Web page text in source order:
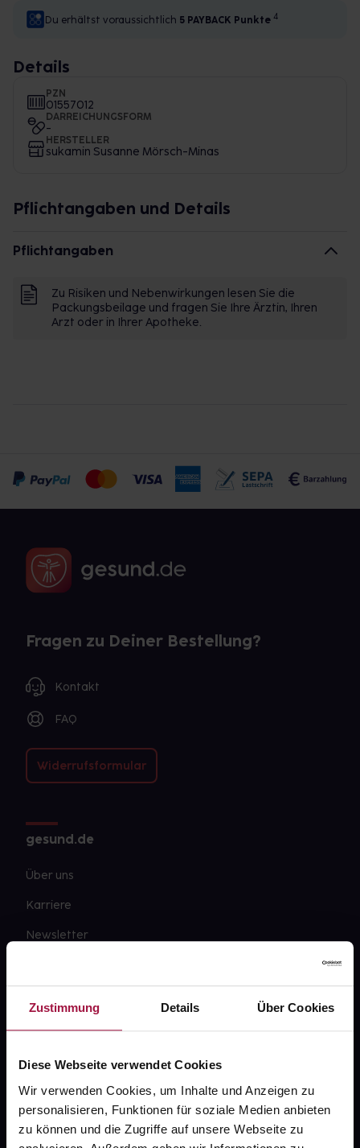
Zustimmung Details Über Cookies
Diese Webseite verwendet Cookies
Wir verwenden Cookies, um Inhalte und Anzeigen zu
personalisieren, Funktionen für soziale Medien anbieten
zu können und die Zugriffe auf unsere Webseite zu
Du erhältst voraussichtlich 5 PAYBACK Punkte 4
Details
PZN
01557012
DARREICHUNGSFORM
-
HERSTELLER
sukamin Susanne Mörsch-Minas
Pflichtangaben und Details
Pflichtangaben
Zu Risiken und Nebenwirkungen lesen Sie die
Packungsbeilage und fragen Sie Ihre Ärztin, Ihren
Arzt oder in Ihrer Apotheke.
Fragen zu Deiner Bestellung?
Kontakt
FAQ
Widerrufsformular
gesund.de
Über uns
Karriere
Newsletter
Datenschutz
AGB
Impressum